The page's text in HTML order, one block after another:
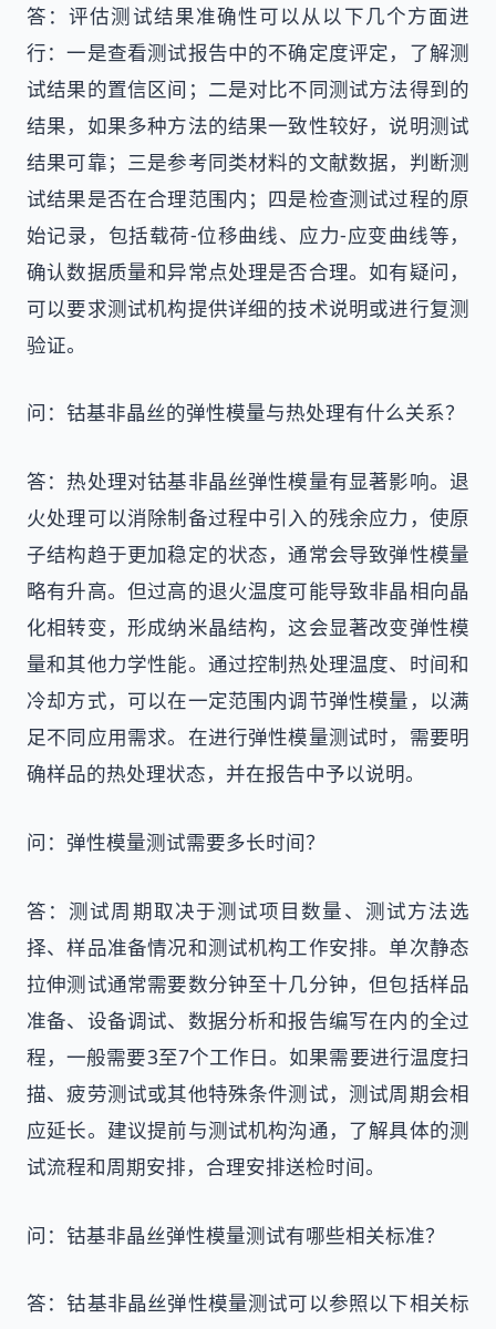
答：评估测试结果准确性可以从以下几个方面进
行：一是查看测试报告中的不确定度评定，了解测
试结果的置信区间；二是对比不同测试方法得到的
结果，如果多种方法的结果一致性较好，说明测试
结果可靠；三是参考同类材料的文献数据，判断测
试结果是否在合理范围内；四是检查测试过程的原
始记录，包括载荷-位移曲线、应力-应变曲线等，
确认数据质量和异常点处理是否合理。如有疑问，
可以要求测试机构提供详细的技术说明或进行复测
验证。
问：钴基非晶丝的弹性模量与热处理有什么关系？
答：热处理对钴基非晶丝弹性模量有显著影响。退
火处理可以消除制备过程中引入的残余应力，使原
子结构趋于更加稳定的状态，通常会导致弹性模量
略有升高。但过高的退火温度可能导致非晶相向晶
化相转变，形成纳米晶结构，这会显著改变弹性模
量和其他力学性能。通过控制热处理温度、时间和
冷却方式，可以在一定范围内调节弹性模量，以满
足不同应用需求。在进行弹性模量测试时，需要明
确样品的热处理状态，并在报告中予以说明。
问：弹性模量测试需要多长时间？
答：测试周期取决于测试项目数量、测试方法选
择、样品准备情况和测试机构工作安排。单次静态
拉伸测试通常需要数分钟至十几分钟，但包括样品
准备、设备调试、数据分析和报告编写在内的全过
程，一般需要3至7个工作日。如果需要进行温度扫
描、疲劳测试或其他特殊条件测试，测试周期会相
应延长。建议提前与测试机构沟通，了解具体的测
试流程和周期安排，合理安排送检时间。
问：钴基非晶丝弹性模量测试有哪些相关标准？
答：钴基非晶丝弹性模量测试可以参照以下相关标